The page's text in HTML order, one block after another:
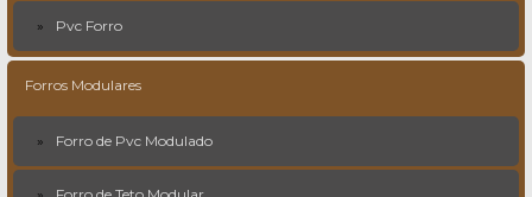
Pvc Forro
Forros Modulares
Forro de Pvc Modulado